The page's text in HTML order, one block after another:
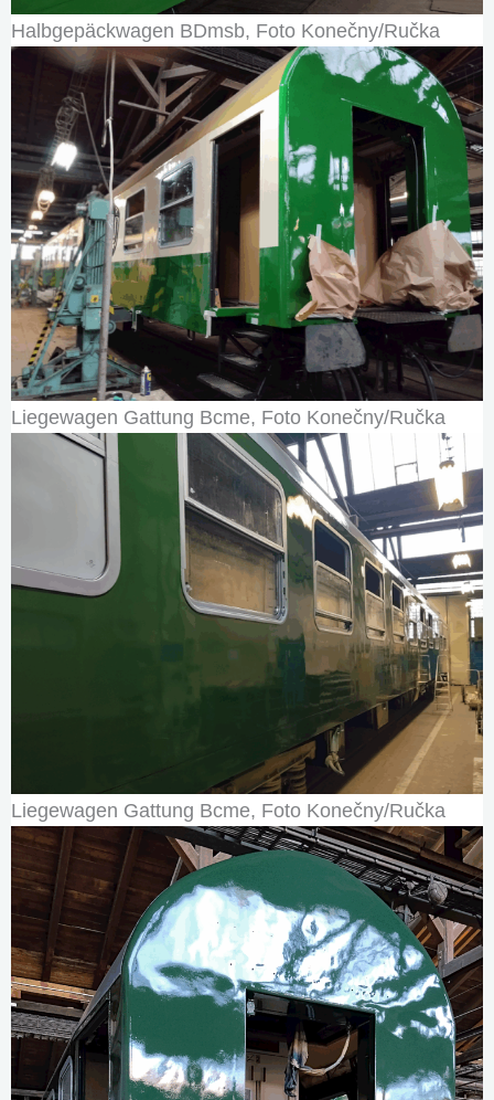
Halbgepäckwagen BDmsb, Foto Konečny/Ručka
Liegewagen Gattung Bcme, Foto Konečny/Ručka
Liegewagen Gattung Bcme, Foto Konečny/Ručka